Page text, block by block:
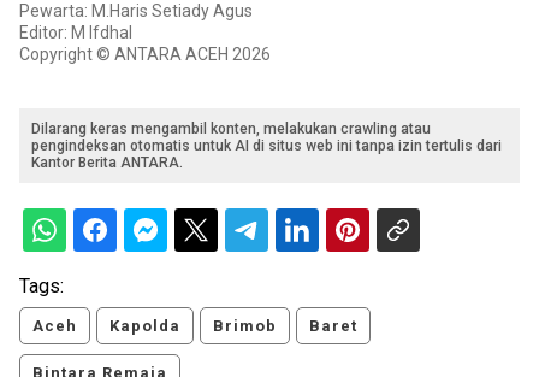
Pewarta: M.Haris Setiady Agus
Editor: M Ifdhal
Copyright © ANTARA ACEH 2026
Dilarang keras mengambil konten, melakukan crawling atau
pengindeksan otomatis untuk AI di situs web ini tanpa izin tertulis dari
Kantor Berita ANTARA.
Tags:
Aceh Kapolda Brimob Baret
Bintara Remaja